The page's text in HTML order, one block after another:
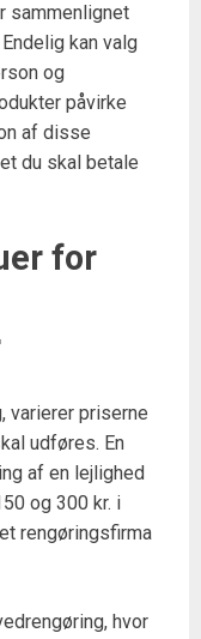
sammenlignet
kan valg
og
påvirke
af disse
du skal betale
for
varierer priserne
udføres. En
af en lejlighed
og 300 kr. i
rengøringsfirma
hvor